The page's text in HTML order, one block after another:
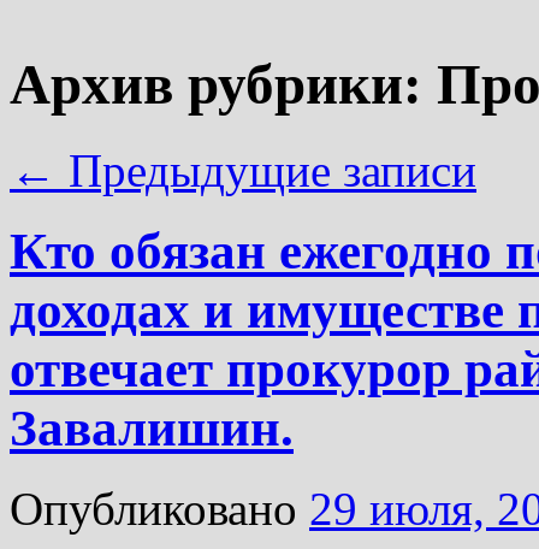
Архив рубрики:
← Предыдущие записи
Кто обязан ежегодно
доходах и имуществе
отвечает прокурор
Завалишин.
Опубликовано 29 июля,